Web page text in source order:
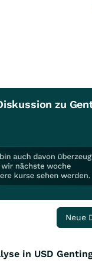
zu
Neue
in USD